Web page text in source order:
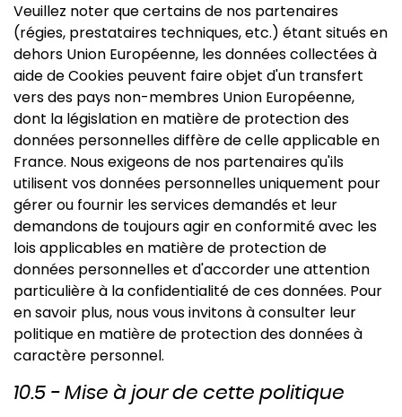
Veuillez noter que certains de nos partenaires
(régies, prestataires techniques, etc.) étant situés en
dehors Union Européenne, les données collectées à
aide de Cookies peuvent faire objet d'un transfert
vers des pays non-membres Union Européenne,
dont la législation en matière de protection des
données personnelles diffère de celle applicable en
France. Nous exigeons de nos partenaires qu'ils
utilisent vos données personnelles uniquement pour
gérer ou fournir les services demandés et leur
demandons de toujours agir en conformité avec les
lois applicables en matière de protection de
données personnelles et d'accorder une attention
particulière à la confidentialité de ces données. Pour
en savoir plus, nous vous invitons à consulter leur
politique en matière de protection des données à
caractère personnel.
10.5 - Mise à jour de cette politique